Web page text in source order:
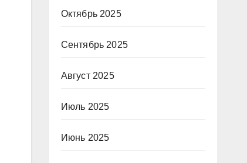
Октябрь 2025
Сентябрь 2025
Август 2025
Июль 2025
Июнь 2025